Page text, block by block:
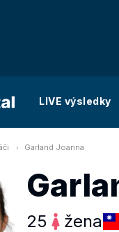
LIVE výsledky
Garland Joanna
25 žena